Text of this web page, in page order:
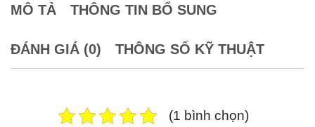
MÔ TẢ THÔNG TIN BỔ SUNG
ĐÁNH GIÁ (0) THÔNG SỐ KỸ THUẬT
(1 bình chọn)